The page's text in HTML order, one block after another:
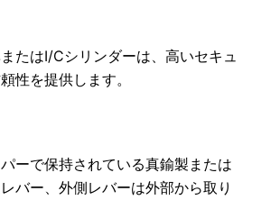
たはI/Cシリンダーは、高いセキュ
性を提供します。
ーで保持されている真鍮製または
バー、外側レバーは外部から取り